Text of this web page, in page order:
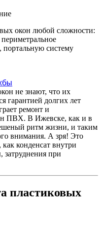
окон любой сложности:
портальную систему
не знают, что их
гарантией долгих лет
ремонт и
ПВХ. В Ижевске, как и в
ритм жизни, и таким
внимания. А зря! Это
конденсат внутри
затруднения при
пластиковых